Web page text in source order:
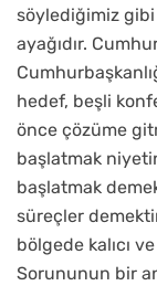
söylediğimiz gibi
ayağıdır.
hedef, beşli
önce çözüme
başlatmak
başlatmak
süreçler
bölgede kalıcı
Sorununun bir